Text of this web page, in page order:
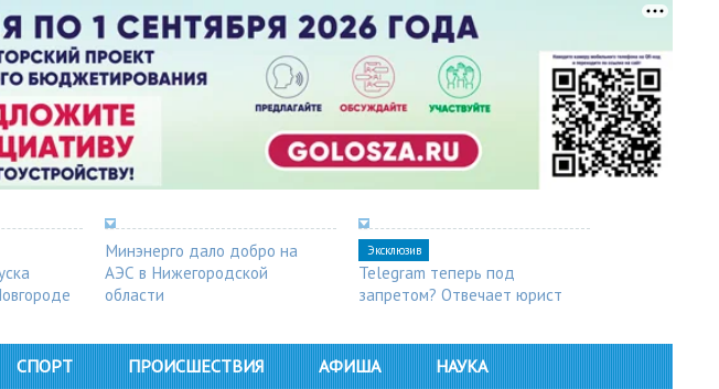
Минэнерго дало добро на
АЭС в Нижегородской
области
Эксклюзив
Telegram теперь под
запретом? Отвечает юрист
СПОРТ ПРОИСШЕСТВИЯ АФИША НАУКА